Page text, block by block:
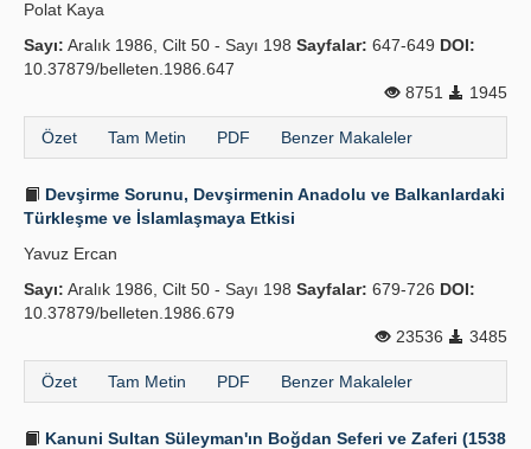
Polat Kaya
Sayı: Aralık 1986, Cilt 50 - Sayı 198 Sayfalar: 647-649 DOI:
10.37879/belleten.1986.647
8751
1945
Özet Tam Metin PDF Benzer Makaleler
Devşirme Sorunu, Devşirmenin Anadolu ve Balkanlardaki
Türkleşme ve İslamlaşmaya Etkisi
Yavuz Ercan
Sayı: Aralık 1986, Cilt 50 - Sayı 198 Sayfalar: 679-726 DOI:
10.37879/belleten.1986.679
23536
3485
Özet Tam Metin PDF Benzer Makaleler
Kanuni Sultan Süleyman'ın Boğdan Seferi ve Zaferi (1538